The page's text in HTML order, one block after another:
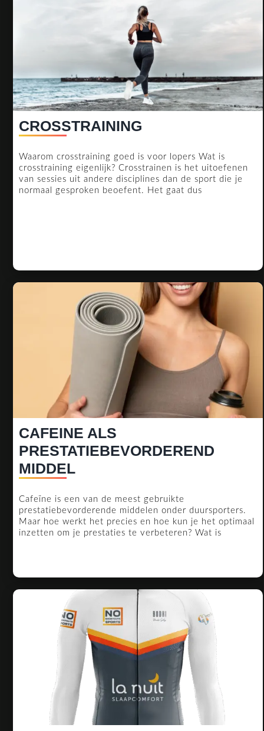
CROSSTRAINING
Waarom crosstraining goed is voor lopers Wat is
crosstraining eigenlijk? Crosstrainen is het uitoefenen
van sessies uit andere disciplines dan de sport die je
normaal gesproken beoefent. Het gaat dus
CAFEINE ALS
PRESTATIEBEVORDEREND
MIDDELCAFEINE
MIDDEL
Cafeïne is een van de meest gebruikte
prestatiebevorderende middelen onder duursporters.
Maar hoe werkt het precies en hoe kun je het optimaal
inzetten om je prestaties te verbeteren? Wat is